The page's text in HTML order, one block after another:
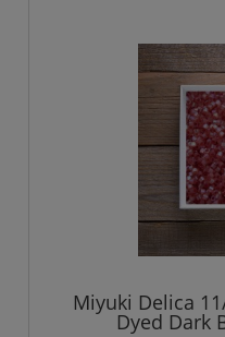
Miyuki Delica
Dyed Dark